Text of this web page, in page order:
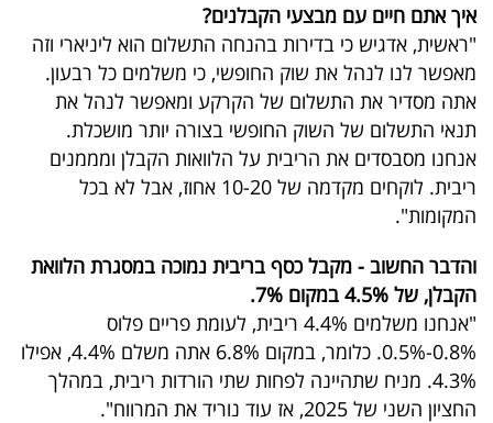
איך אתם חיים עם מבצעי הקבלנים?
"ראשית, אדגיש כי בדירות בהנחה התשלום הוא ליניארי וזה
מאפשר לנו לנהל את שוק החופשי, כי משלמים כל רבעון.
אתה מסדיר את התשלום של הקרקע ומאפשר לנהל את
תנאי התשלום של השוק החופשי בצורה יותר מושכלת.
אנחנו מסבסדים את הריבית על הלוואות הקבלן ומממנים
ריבית. לוקחים מקדמה של 10-20 אחוז, אבל לא בכל
המקומות".
והדבר החשוב - מקבל כסף בריבית נמוכה במסגרת הלוואת
הקבלן, של 4.5% במקום 7%.
"אנחנו משלמים 4.4% ריבית, לעומת פריים פלוס
0.8%-0.5%. כלומר, במקום 6.8% אתה משלם 4.4%, אפילו
4.3%. מניח שתהיינה לפחות שתי הורדות ריבית, במהלך
החציון השני של 2025, אז עוד נוריד את המרווח".